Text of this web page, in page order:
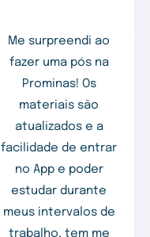
Me surpreendi ao
fazer uma pós na
Prominas! Os
materiais são
atualizados e a
facilidade de entrar
no App e poder
estudar durante
meus intervalos de
trabalho, tem me